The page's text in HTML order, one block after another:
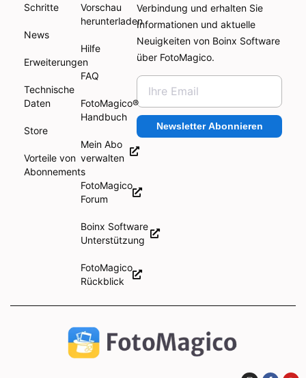
Schritte
News
Erweiterungen
Technische
Daten
Store
Vorteile von
Abonnements
Vorschau
herunterladen
Hilfe
FAQ
FotoMagico®
Handbuch
Mein Abo
verwalten
FotoMagico
Forum
Boinx Software
Unterstützung
FotoMagico
Rückblick
Verbindung und erhalten Sie
Informationen und aktuelle
Neuigkeiten von Boinx Software
über FotoMagico.
Newsletter Abonnieren